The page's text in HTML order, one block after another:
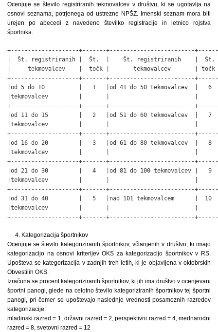
Ocenjuje se število registriranih tekmovalcev v društvu, ki se ugotavlja na
osnovi seznama, potrjenega od ustrezne NPŠZ. Imenski seznam mora biti
urejen po abecedi z navedeno številko registracije in letnico rojstva
športnika.
+--------------------+-------+-------------------------
|  Št. registriranih |  Št.  |    Št. registriranih    |
|     tekmovalcev    |  točk |       tekmovalcev       |
+--------------------+-------+-------------------------
|od 5 do 10          |   1   |od 41 do 50 tekmovalcev  |   6
|tekmovalcev         |       |                         |
+--------------------+-------+-------------------------
|od 11 do 15         |   2   |od 51 do 60 tekmovalcev  |   7
|tekmovalcev         |       |                         |
+--------------------+-------+-------------------------
|od 16 do 20         |   3   |od 61 do 80 tekmovalcev  |   8
|tekmovalcev         |       |                         |
+--------------------+-------+-------------------------
|od 21 do 30         |   4   |od 81 do 100 tekmovalcev |   9
|tekmovalcev         |       |                         |
+--------------------+-------+-------------------------
|od 31 do 40         |   5   |nad 101 tekmovalcem      |  10
|tekmovalcev         |       |                         |
+--------------------+-------+-------------------------
4. Kategorizacija športnikov
Ocenjuje se število kategoriziranih športnikov, včlanjenih v društvo, ki imajo
kategorizacijo na osnovi kriterijev OKS za kategorizacijo športnikov v RS.
Upošteva se kategorizacija v zadnjih treh letih, ki je objavljena v oktobrskih
Obvestilih OKS.
Izračuna se procent kategoriziranih športnikov, ki jih ima društvo v ocenjevani
športni panogi, glede na celotno število kategoriziranih športnikov tej športni
panogi, pri čemer se upoštevajo naslednje vrednosti posameznih razredov
kategorizacije:
mladinski razred = 1, državni razred = 2, perspektivni razred = 4, mednarodni
razred = 8, svetovni razred = 12